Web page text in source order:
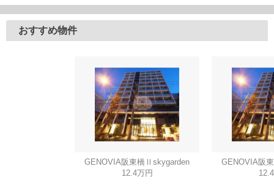
おすすめ物件
GENOVIA阪東橋Ⅱskygarden
12.4万円
GENOVIA阪